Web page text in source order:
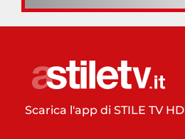
Scarica l'app di STILE TV HD